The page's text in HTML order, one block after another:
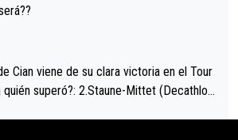
Cian viene de su clara victoria en el Tour
superó?: 2.Staune-Mittet (Decathlon,